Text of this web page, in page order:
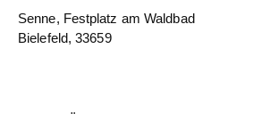
Senne, Festplatz am Waldbad
Bielefeld, 33659